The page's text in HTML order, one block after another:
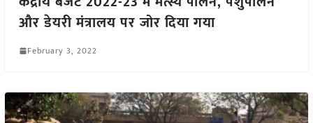
और डेयरी मंत्रालय पर जोर दिया गया
February 3, 2022